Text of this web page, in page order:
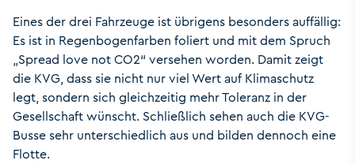
Eines der drei Fahrzeuge ist übrigens besonders auffällig:
Es ist in Regenbogenfarben foliert und mit dem Spruch
„Spread love not CO2“ versehen worden. Damit zeigt
die KVG, dass sie nicht nur viel Wert auf Klimaschutz
legt, sondern sich gleichzeitig mehr Toleranz in der
Gesellschaft wünscht. Schließlich sehen auch die KVG-
Busse sehr unterschiedlich aus und bilden dennoch eine
Flotte.